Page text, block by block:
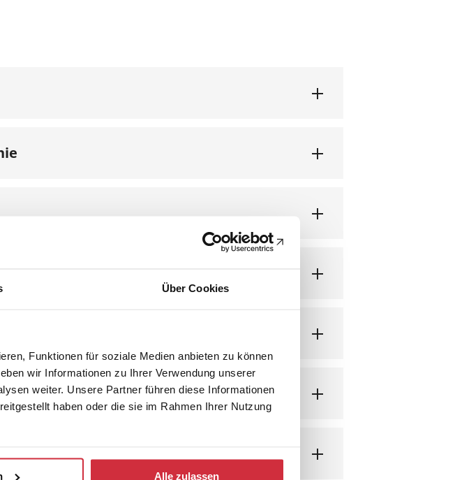
Über Cookies
Funktionen für soziale Medien anbieten zu können
wir Informationen zu Ihrer Verwendung unserer
weiter. Unsere Partner führen diese Informationen
haben oder die sie im Rahmen Ihrer Nutzung
Alle zulassen